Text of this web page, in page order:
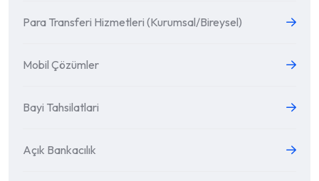
Para Transferi Hizmetleri (Kurumsal/Bireysel)
Mobil Çözümler
Bayi Tahsilatlari
Açık Bankacılık